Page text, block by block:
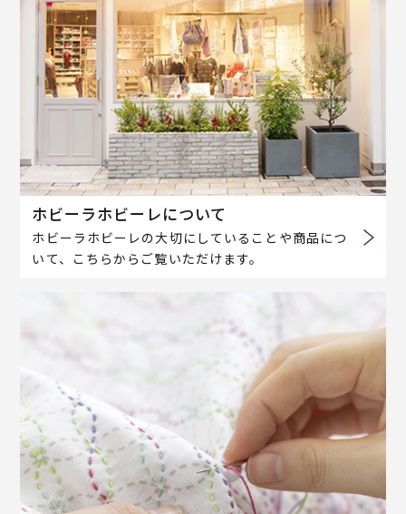
ホビーラホビーレについて
ホビーラホビーレの大切にしていることや商品につ
いて、こちらからご覧いただけます。